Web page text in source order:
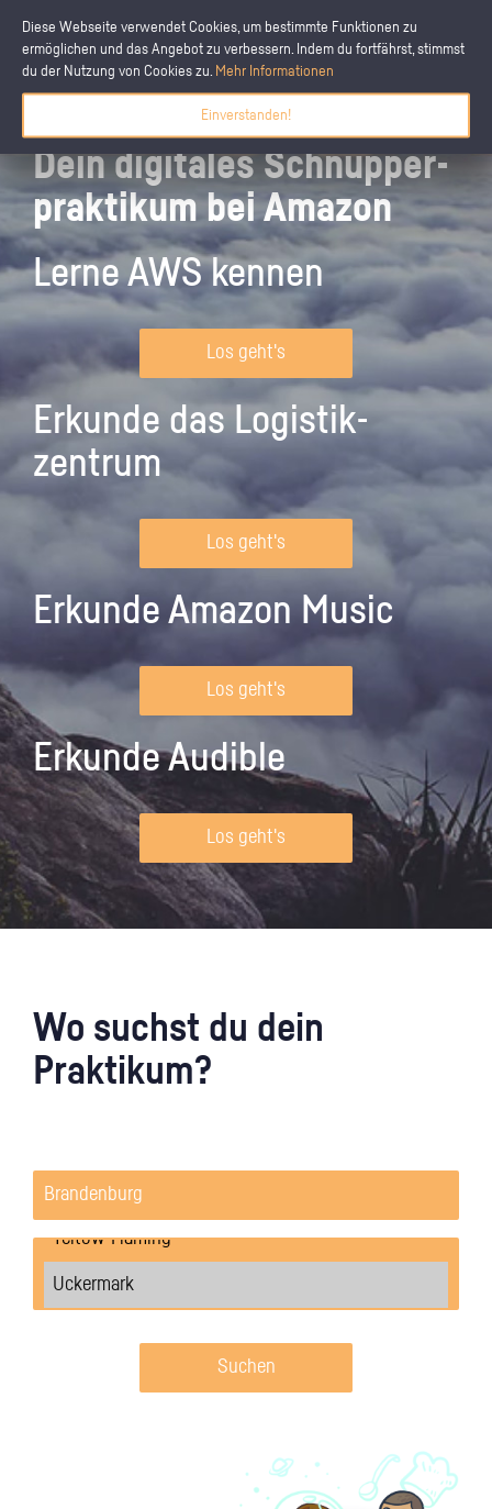
Diese Webseite verwendet Cookies, um bestimmte Funktionen zu
ermöglichen und das Angebot zu verbessern. Indem du fortfährst, stimmst
du der Nutzung von Cookies zu. Mehr Informationen
Einverstanden!
Dein digitales Schnupper­
praktikum bei Amazon
Lerne AWS kennen
Los geht's
Erkunde das Logistik­
zentrum
Los geht's
Erkunde Amazon Music
Los geht's
Erkunde Audible
Los geht's
Wo suchst du dein
Praktikum?
Suchen